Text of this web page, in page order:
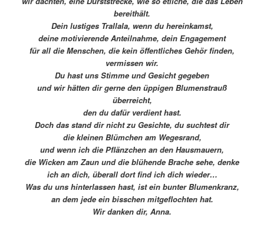
bereithält.
Dein lustiges Trallala, wenn du hereinkamst,
deine motivierende Anteilnahme, dein Engagement
für all die Menschen, die kein öffentliches Gehör finden,
vermissen wir.
Du hast uns Stimme und Gesicht gegeben
und wir hätten dir gerne den üppigen Blumenstrauß
überreicht,
den du dafür verdient hast.
Doch das stand dir nicht zu Gesichte, du suchtest dir
die kleinen Blümchen am Wegesrand,
und wenn ich die Pflänzchen an den Hausmauern,
die Wicken am Zaun und die blühende Brache sehe, denke
ich an dich, überall dort find ich dich wieder…
Was du uns hinterlassen hast, ist ein bunter Blumenkranz,
an dem jede ein bisschen mitgeflochten hat.
Wir danken dir, Anna.